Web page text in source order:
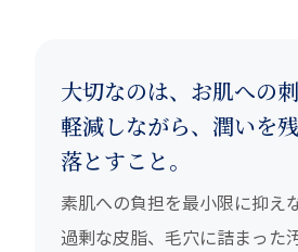
大切なのは、お肌への
軽減しながら、潤いを
落とすこと。
素肌への負担を最小限に抑え
過剰な皮脂、毛穴に詰まった